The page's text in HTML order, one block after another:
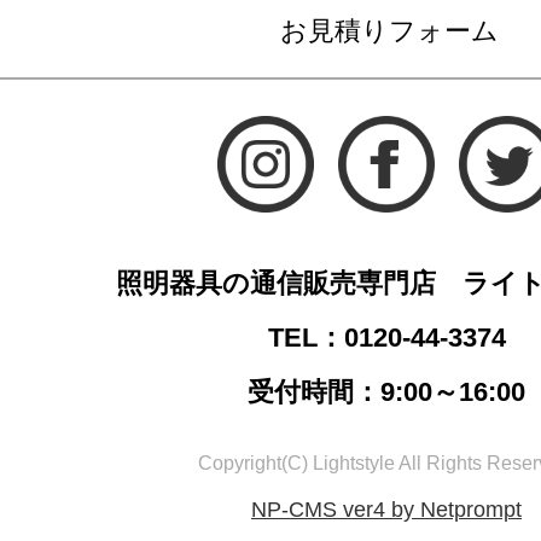
お見積りフォーム
照明器具の通信販売専門店 ライ
TEL：0120-44-3374
受付時間：9:00～16:00
Copyright(C) Lightstyle All Rights
NP-CMS ver4 by Netprompt